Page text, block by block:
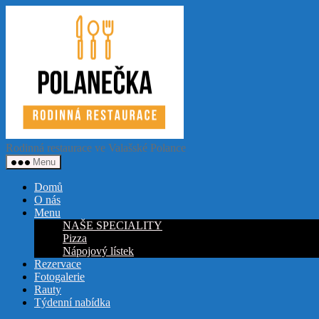
Rodinná restaurace ve Valašské Polance
Menu
Domů
O nás
Menu
NAŠE SPECIALITY
Pizza
Nápojový lístek
Rezervace
Fotogalerie
Rauty
Týdenní nabídka